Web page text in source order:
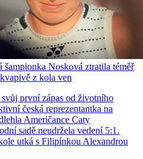
Nosková ztratila téměř
z kola ven
první zápas od životního
česká reprezentantka na
Američance Caty
sadě neudržela vedení 5:1.
utká s Filipínkou Alexandrou